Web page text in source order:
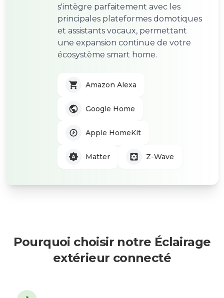
s'intègre parfaitement avec les
principales plateformes domotiques
et assistants vocaux, permettant
une expansion continue de votre
écosystème smart home.
Amazon Alexa
Google Home
Apple HomeKit
Matter Z-Wave
Pourquoi choisir notre Éclairage
extérieur connecté